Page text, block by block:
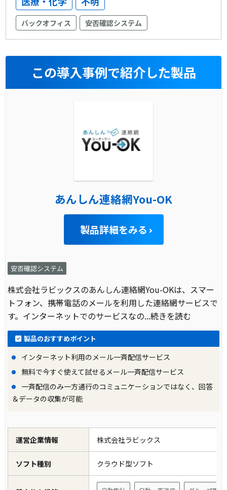
バックオフィス 安否確認システム
この導入事例で紹介した製品
あんしん連絡網You-OK
製品詳細をみる
安否確認システム
株式会社ラビックスのあんしん連絡網You-OKは、スマー
トフォン、携帯電話のメールを利用した連絡網サービスで
す。インターネットでのサービスなの...続きを読む
製品のおすすめポイント
インターネット利用のメール一斉配信サービス
無料で今すぐ使えて試せるメール一斉配信サービス
一斉配信のみ一方通行のコミュニケーションではなく、回答
＆データの収集が可能
運営企業情報 株式会社ラビックス
ソフト種別 クラウド型ソフト